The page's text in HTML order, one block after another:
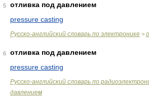
5
отливка под давлением
pressure casting
Русско-английский словарь по электронике >
6
отливка под давлением
pressure casting
Русско-английский словарь по
давлением